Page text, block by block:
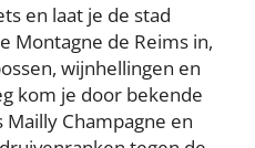
en laat je de stad
Montagne de Reims in,
wijnhellingen en
kom je door bekende
Champagne en